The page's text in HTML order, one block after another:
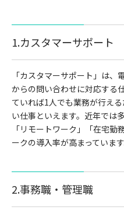
1.カスタマーサポート
「カスタマーサポート」は
からの問い合わせに対応する
ていれば1人でも業務が行え
い仕事といえます。近年では
「リモートワーク」「在宅
ークの導入率が高まっています
2.事務職・管理職